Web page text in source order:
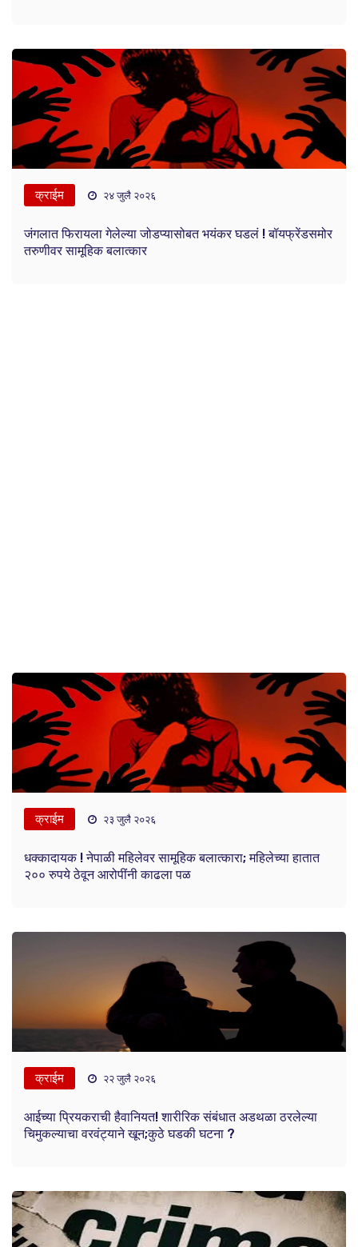
क्राईम २४ जुलै २०२६
जंगलात फिरायला गेलेल्या जोडप्यासोबत भयंकर घडलं ! बॉयफ्रेंडसमोर
तरुणीवर सामूहिक बलात्कार
क्राईम २३ जुलै २०२६
धक्कादायक ! नेपाळी महिलेवर सामूहिक बलात्कारा; महिलेच्या हातात
२०० रुपये ठेवून आरोपींनी काढला पळ
क्राईम २२ जुलै २०२६
आईच्या प्रियकराची हैवानियत! शारीरिक संबंधात अडथळा ठरलेल्या
चिमुकल्याचा वरवंट्याने खून;कुठे घडकी घटना ?